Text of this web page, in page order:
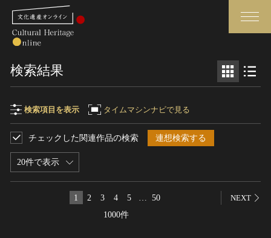
さらに詳細検索
トップ 媒体資料・関連記事等
博物館、美術館の皆さまへ
検索結果
検索項目を表示 タイムマシンナビで見る
20件で表示
チェックした関連作品の検索 連想検索する
1000件
1 2 3 4 5 50 NEXT
検索項目
フリーワード